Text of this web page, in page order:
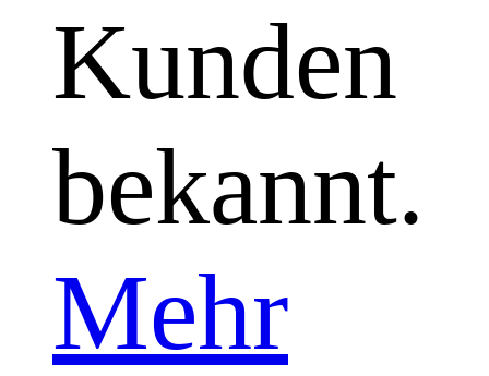
Kunden
bekannt.
Mehr